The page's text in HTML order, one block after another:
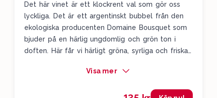
Det här vinet är ett klockrent val som gör oss
lyckliga. Det är ett argentinskt bubbel från den
ekologiska producenten Domaine Bousquet som
bjuder på en härlig ungdomlig och grön ton i
doften. Här får vi härligt gröna, syrliga och friska
diskret fläderblommighet. Här smyger sig även en
Visa mer